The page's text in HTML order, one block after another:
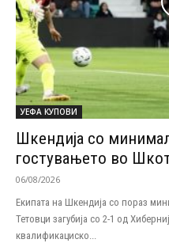
УЕФА КУПОВИ
Шкендија со
гостувањето во
06/08/2026
Екипата на Шкендија со пораз
Тетовци загубија со 2-1 од
квалификациско...